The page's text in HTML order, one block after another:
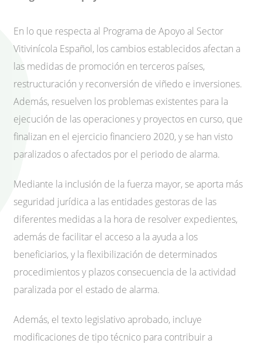
En lo que respecta al Programa de Apoyo al Sector
Vitivinícola Español, los cambios establecidos afectan a
las medidas de promoción en terceros países,
restructuración y reconversión de viñedo e inversiones.
Además, resuelven los problemas existentes para la
ejecución de las operaciones y proyectos en curso, que
finalizan en el ejercicio financiero 2020, y se han visto
paralizados o afectados por el periodo de alarma.
Mediante la inclusión de la fuerza mayor, se aporta más
seguridad jurídica a las entidades gestoras de las
diferentes medidas a la hora de resolver expedientes,
además de facilitar el acceso a la ayuda a los
beneficiarios, y la flexibilización de determinados
procedimientos y plazos consecuencia de la actividad
paralizada por el estado de alarma.
Además, el texto legislativo aprobado, incluye
modificaciones de tipo técnico para contribuir a